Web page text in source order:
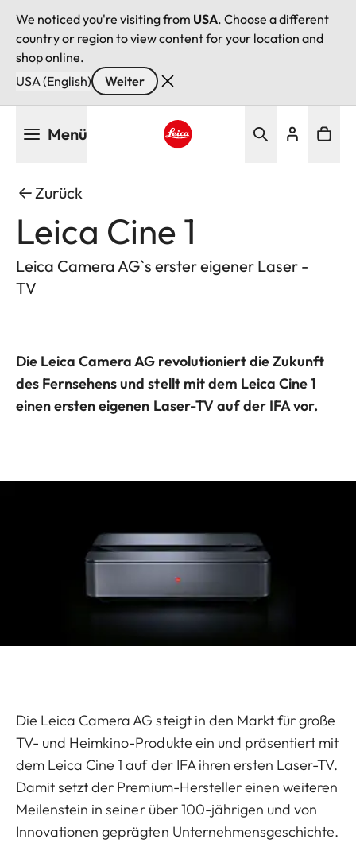
We noticed you're visiting from USA. Choose a different
country or region to view content for your location and
shop online.
USA (English)
Weiter
Menü
Zurück
Leica Cine 1
Leica Camera AG`s erster eigener Laser -
TV
Die Leica Camera AG revolutioniert die Zukunft
des Fernsehens und stellt mit dem Leica Cine 1
einen ersten eigenen Laser-TV auf der IFA vor.
Die Leica Camera AG steigt in den Markt für große
TV- und Heimkino-Produkte ein und präsentiert mit
dem Leica Cine 1 auf der IFA ihren ersten Laser-TV.
Damit setzt der Premium-Hersteller einen weiteren
Meilenstein in seiner über 100-jährigen und von
Innovationen geprägten Unternehmensgeschichte.